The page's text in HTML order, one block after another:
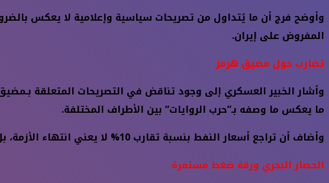
وأوضح فرج أن ما يُتداول من تصريحات سياسية وإعلامية لا يعكس
المفروض على إيران.
تضارب حول مضيق هرمز
وأشار الخبير العسكري إلى وجود تناقض في التصريحات المتعلقة
ما يعكس ما وصفه بـ”حرب الروايات” بين الأطراف المختلفة.
وأضاف أن تراجع أسعار النفط بنسبة تقارب 10% لا يعني انتهاء الأزمة، بل قد يكون انعكاسًا لتوقعات مؤقتة في الأسواق العالمية.
الحصار البحري ورقة ضغط مستمرة